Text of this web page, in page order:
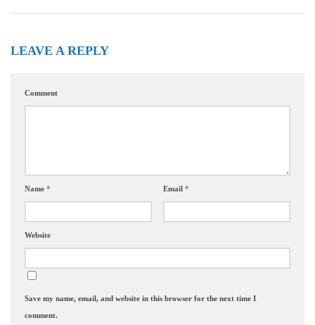
LEAVE A REPLY
Comment
Name * Email *
Website
Save my name, email, and website in this browser for the next time I
comment.